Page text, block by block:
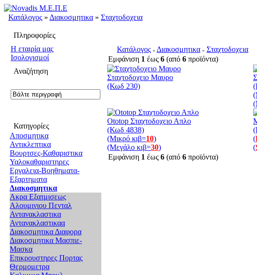
Κατάλογος » Διακοσμητικα » Σταχτοδοχεια
Πληροφορίες
H εταιρία μας
Ισολογισμοί
Αναζήτηση
Κατηγορίες
Αποσμητικα
Αντικλεπτικα
Βουρτσες-Καθαριστικα
Υαλοκαθαριστηρες
Εργαλεια-Βοηθηματα-
Εξαρτηματα
Διακοσμητικα
Ακρα Εξατμισεως
Αλουμινιου Πενταλ
Αντανακλαστικα
Αντανακλαστικαα
Διακοσμητικα Διαφορα
Διακοσμητικα Μασπιε-
Μασκα
Επικρουστηρες Πορτας
Θερμομετρα
Κατάλογος » Διακοσμητικα » Σταχτοδοχεια
Εμφάνιση 1 έως 6 (από 6 προϊόντα)
Σταχτοδοχειο Μαυρο
(Κωδ 230)
Ototop Σταχτοδοχειο Απλο
(Κωδ 4838)
(Μικρό κιβ=10)
(Μεγάλο κιβ=30)
(
(
Εμφάνιση 1 έως 6 (από 6 προϊόντα)